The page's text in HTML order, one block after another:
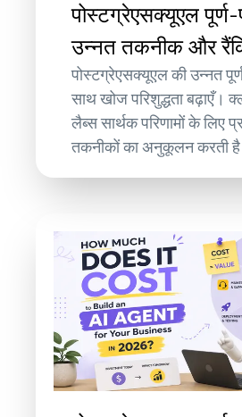
पोस्टग्रेएसक्यूएल
उन्नत तकनीक और
पोस्टग्रेएसक्यूएल की उन्नत
साथ खोज परिशुद्धता बढ़ाएँ।
लैब्स सार्थक परिणामों के लिए
तकनीकों का अनुकूलन करती